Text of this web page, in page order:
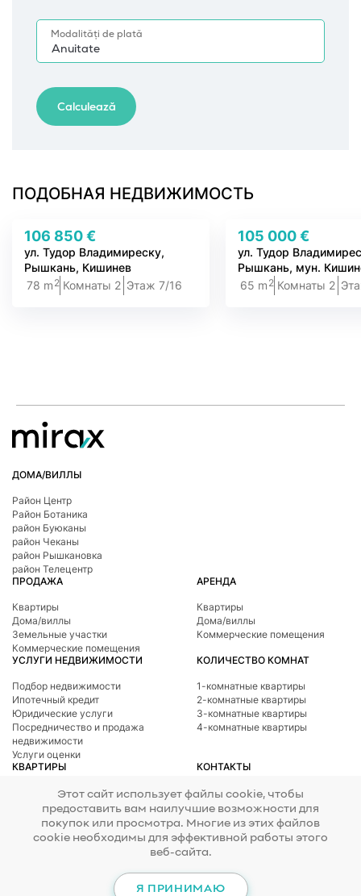
ПОДОБНАЯ НЕДВИЖИМОСТЬ
106 850 €
ул. Тудор Владимиреску,
Рышкань, Кишинев
78 m 2 Комнаты 2 Этаж 7/16
105 000 €
ул. Тудор
Рышкань, мун.
65 m 2 Комнаты 2
ДОМА/ВИЛЛЫ
Район Центр
Район Ботаникa
район Буюканы
район Чеканы
район Рышкановка
район Телецентр
ПРОДАЖА
Квартиры
Дома/виллы
Земельные участки
Коммерческие помещения
АРЕНДА
Квартиры
Дома/виллы
Коммерческие помещения
УСЛУГИ НЕДВИЖИМОСТИ
Подбор недвижимости
Ипотечный кредит
Юридические услуги
Посредничество и продажа
недвижимости
Услуги оценки
КОЛИЧЕСТВО КОМНАТ
1-комнатные квартиры
2-комнатные квартиры
3-комнатные квартиры
4-комнатные квартиры
КВАРТИРЫ
Район Ботаникa
район Буюканы
район Центр
район Чеканы
КОНТАКТЫ
Телефон 078 277 717
ул. Тигина, 24
E-mail
office@mirax.md
© 2026 Copyright Mirax Imobiliare
Разработка сайта - ilab.md
Этот сайт использует файлы cookie, чтобы
предоставить вам наилучшие возможности для
покупок или просмотра. Многие из этих файлов
cookie необходимы для эффективной работы этого
веб-сайта.
Я ПРИНИМАЮ